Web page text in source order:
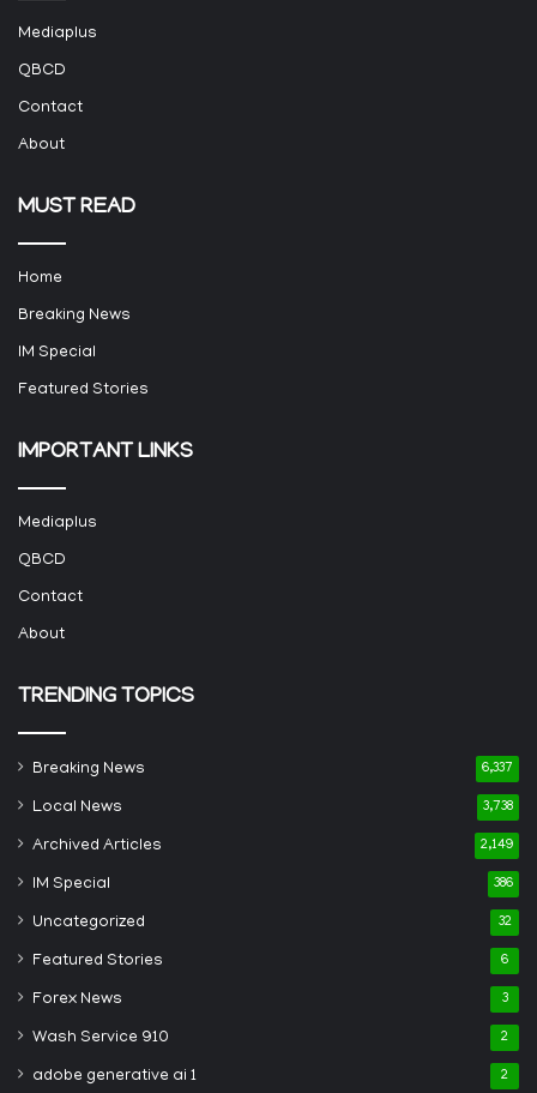
Mediaplus
QBCD
Contact
About
MUST READ
Home
Breaking News
IM Special
Featured Stories
IMPORTANT LINKS
Mediaplus
QBCD
Contact
About
TRENDING TOPICS
Breaking News 6,337
Local News 3,738
Archived Articles 2,149
IM Special 386
Uncategorized 32
Featured Stories 6
Forex News 3
Wash Service 910 2
adobe generative ai 1 2